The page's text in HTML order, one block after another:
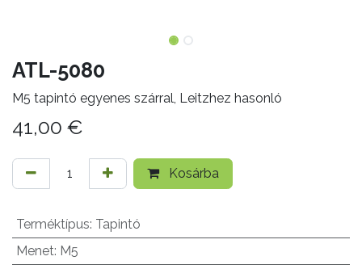
ATL-5080
M5 tapintó egyenes szárral, Leitzhez hasonló
41,00 €
Kosárba
Terméktípus: Tapintó
Menet: M5